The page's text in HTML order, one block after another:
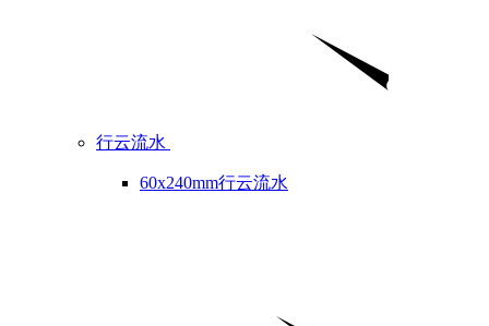
行云流水
60x240mm行云流水